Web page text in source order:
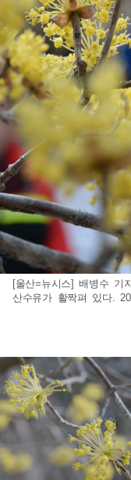
[울산=뉴시스] 배병수 기
산수유가 활짝펴 있다.